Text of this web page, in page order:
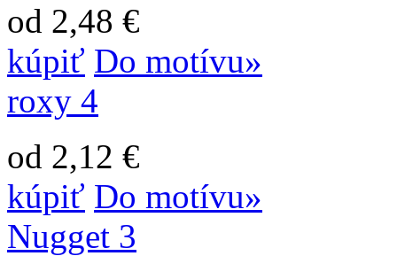
od 2,48 €
kúpiť Do motívu»
roxy 4
od 2,12 €
kúpiť Do motívu»
Nugget 3